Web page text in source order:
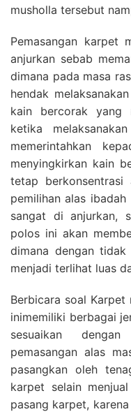
musholla tersebut
Pemasangan
anjurkan sebab
dimana pada masa
hendak
kain bercorak yang
ketika
memerintahkan
menyingkirkan kain
tetap
pemilihan alas
sangat di anjurkan,
polos ini akan
dimana dengan
menjadi terlihat luas
Berbicara soal Karpet
inimemiliki berbagai
sesuaikan
pemasangan alas
pasangkan oleh
karpet selain
pasang karpet,